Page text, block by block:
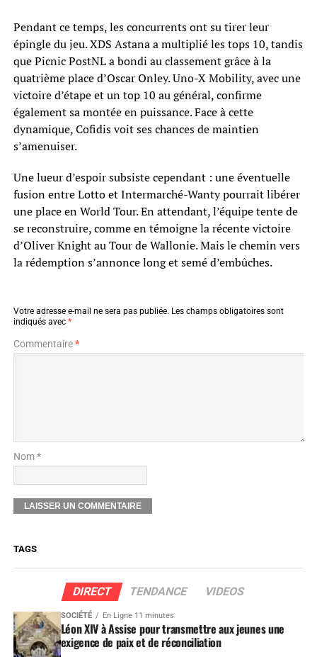
Pendant ce temps, les concurrents ont su tirer leur
épingle du jeu. XDS Astana a multiplié les tops 10, tandis
que Picnic PostNL a bondi au classement grâce à la
quatrième place d’Oscar Onley. Uno-X Mobility, avec une
victoire d’étape et un top 10 au général, confirme
également sa montée en puissance. Face à cette
dynamique, Cofidis voit ses chances de maintien
s’amenuiser.
Une lueur d’espoir subsiste cependant : une éventuelle
fusion entre Lotto et Intermarché-Wanty pourrait libérer
une place en World Tour. En attendant, l’équipe tente de
se reconstruire, comme en témoigne la récente victoire
d’Oliver Knight au Tour de Wallonie. Mais le chemin vers
la rédemption s’annonce long et semé d’embûches.
Votre adresse e-mail ne sera pas publiée. Les champs obligatoires sont
indiqués avec *
Commentaire*
Nom *
TAGS
DIRECT TENDANCE VIDEOS
SOCIÉTÉ En Ligne 11 minutes
Léon XIV à Assise pour transmettre aux jeunes une
exigence de paix et de réconciliation